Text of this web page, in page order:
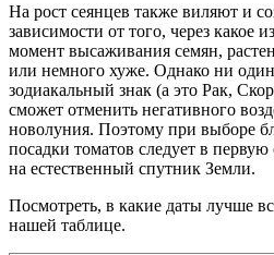
На рост сеянцев также виляют и
зависимости от того, через какое
момент высаживания семян,
или немного хуже. Однако ни
зодиакальный знак (а это Рак,
сможет отменить негативного
новолуния. Поэтому при выборе
посадки томатов следует в первую
на естественный спутник Земли.
Посмотреть, в какие даты лучше
нашей таблице.